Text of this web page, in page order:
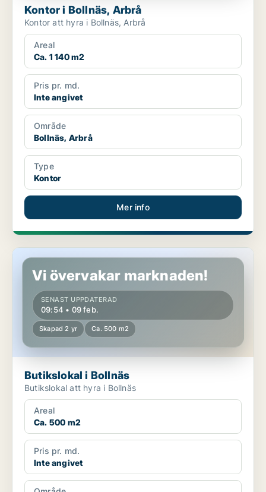
Kontor i Bollnäs, Arbrå
Kontor att hyra i Bollnäs, Arbrå
Areal
Ca. 1 140 m2
Pris pr. md.
Inte angivet
Område
Bollnäs, Arbrå
Type
Kontor
Mer info
Butikslokal i Bollnäs
Vi övervakar marknaden!
SENAST UPPDATERAD
09:54 • 09 feb.
Skapad 2 yr Ca. 500 m2
Butikslokal i Bollnäs
Butikslokal att hyra i Bollnäs
Areal
Ca. 500 m2
Pris pr. md.
Inte angivet